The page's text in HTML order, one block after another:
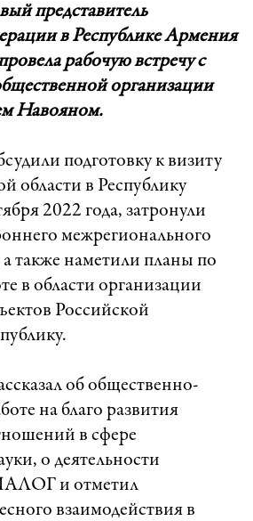
представитель
в Республике Армения
рабочую встречу с
организации
Навояном.
подготовку к визиту
области в Республику
2022 года, затронули
межрегионального
также наметили планы по
в области организации
Российской
об общественно-
на благо развития
в сфере
о деятельности
и отметил
взаимодействия в